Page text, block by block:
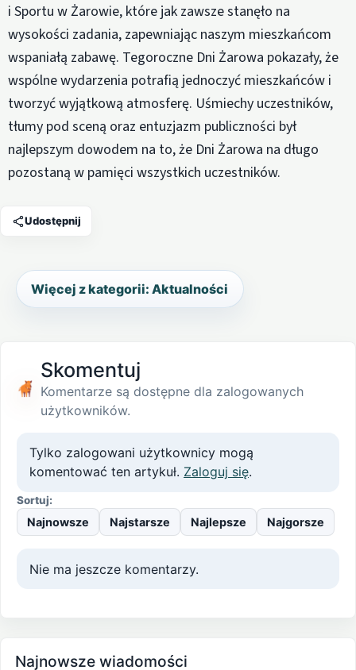
i Sportu w Żarowie, które jak zawsze stanęło na
wysokości zadania, zapewniając naszym mieszkańcom
wspaniałą zabawę. Tegoroczne Dni Żarowa pokazały, że
wspólne wydarzenia potrafią jednoczyć mieszkańców i
tworzyć wyjątkową atmosferę. Uśmiechy uczestników,
tłumy pod sceną oraz entuzjazm publiczności był
najlepszym dowodem na to, że Dni Żarowa na długo
pozostaną w pamięci wszystkich uczestników.
Udostępnij
Więcej z kategorii: Aktualności
Skomentuj
Komentarze są dostępne dla zalogowanych
użytkowników.
Tylko zalogowani użytkownicy mogą
komentować ten artykuł. Zaloguj się.
Sortuj:
Najnowsze Najstarsze Najlepsze Najgorsze
Nie ma jeszcze komentarzy.
Najnowsze wiadomości